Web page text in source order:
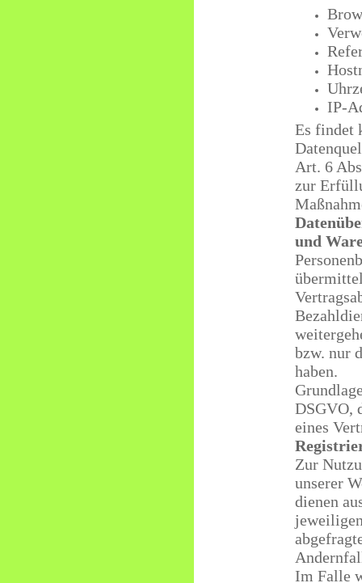
IP-
Es findet
Art. 6
zur
und
bzw. nur
haben.
DSGVO,
eines
Zur
unserer
dienen
Im Falle